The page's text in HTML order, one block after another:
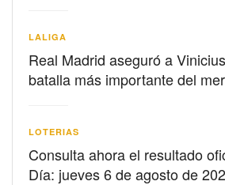
LALIGA
Real Madrid aseguró a
batalla más importante del
LOTERIAS
Consulta ahora el resultado
Día: jueves 6 de agosto de